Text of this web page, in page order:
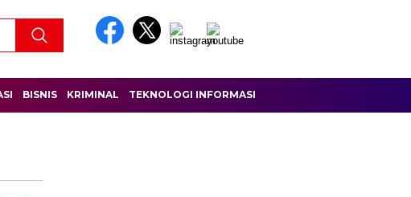
BISNIS KRIMINAL TEKNOLOGI INFORMASI